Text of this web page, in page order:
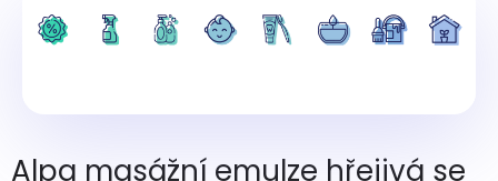
Alpa masážní emulze hřejivá se